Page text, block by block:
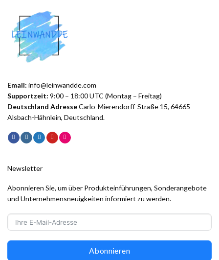
Email: info@leinwandde.com
Supportzeit: 9:00 – 18:00 UTC (Montag – Freitag)
Deutschland AdresseCarlo-Mierendorff-Straße 15, 64665
Alsbach-Hähnlein, Deutschland.
Newsletter
Abonnieren Sie, um über Produkteinführungen, Sonderangebote
und Unternehmensneuigkeiten informiert zu werden.
Abonnieren